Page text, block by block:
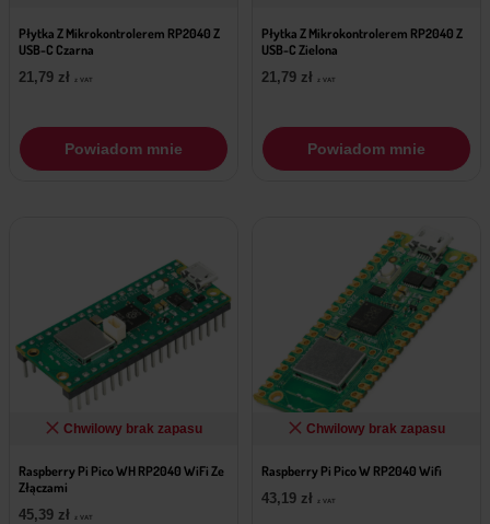
Płytka Z Mikrokontrolerem RP2040 Z
USB-C Czarna
21,79 zł z VAT
Powiadom mnie
Płytka Z Mikrokontrolerem RP2040 Z
USB-C Zielona
21,79 zł z VAT
Powiadom mnie
Chwilowy brak zapasu
Raspberry Pi Pico WH RP2040 WiFi Ze
Złączami
45,39 zł z VAT
Chwilowy brak zapasu
Raspberry Pi Pico W RP2040 Wifi
43,19 zł z VAT